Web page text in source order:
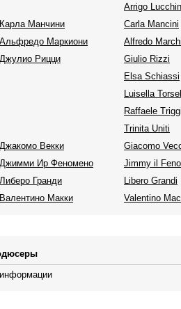
Arrigo
Карла Манчини
Carla Mancini
Альфредо Маркиони
Alfredo
Джулио Рицци
Giulio Rizzi
Elsa Schiassi
Luisella
Raffaele
Trinita Uniti
Джакомо Векки
Giacomo
Джимми Ир Феномено
Jimmy il
Либеро Гранди
Libero Grandi
Валентино Макки
Valentino